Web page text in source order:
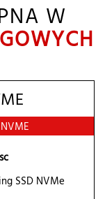
W
SSD NVMe